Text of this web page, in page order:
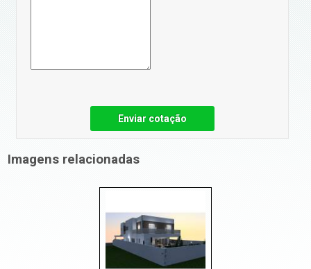
Enviar cotação
Imagens relacionadas